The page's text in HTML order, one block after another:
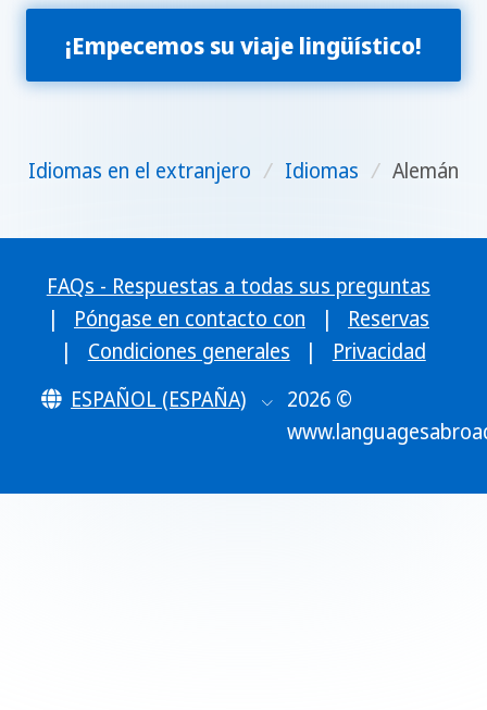
¡Empecemos su viaje lingüístico!
Idiomas en el extranjero / Idiomas / Alemán
FAQs - Respuestas a todas sus preguntas
|
Póngase en contacto con |
Reservas
|
Condiciones generales |
Privacidad
ESPAÑOL (ESPAÑA)
2026 ©